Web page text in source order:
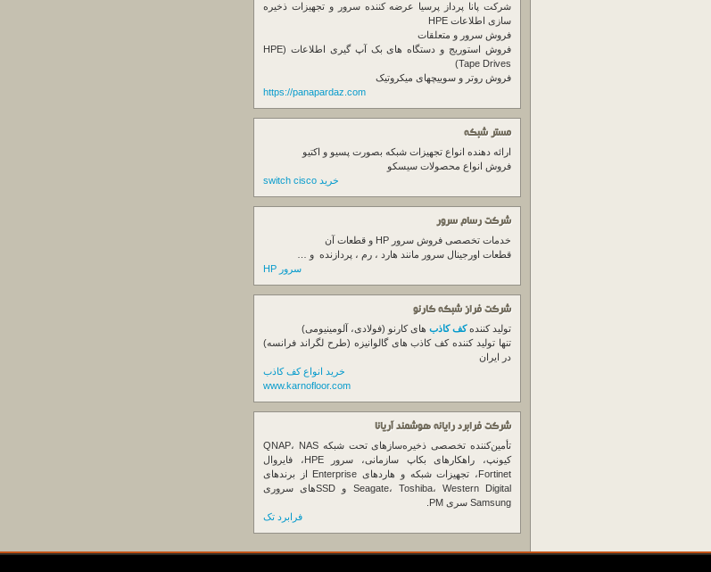
شرکت پانا پرداز پرسیا عرضه کننده سرور و تجهیزات ذخیره
سازی اطلاعات HPE
فروش سرور و متعلقات
فروش استوریج و دستگاه های بک آپ گیری اطلاعات (HPE
Tape Drives)
فروش روتر و سوییچهای میکروتیک
https://panapardaz.com
مستر شبکه
ارائه دهنده انواع تجهیزات شبکه بصورت پسیو و اکتیو
فروش انواع محصولات سیسکو
خرید switch cisco
شرکت رسام سرور
خدمات تخصصی فروش سرور
قطعات اورجینال سرور مانند هارد ، رم ، پردازنده و …
سرور HP
شرکت فراز شبکه کارنو
تولید کنندهکف کاذب های کارنو (فولادی، آلومینیومی)
تنها تولید کننده کف کاذب های گالوانیزه (طرح لگراند فرانسه)
در ایران
خرید انواع کف کاذب
www.karnofloor.com
شرکت فرابرد رایانه هوشمند آریانا
تأمین‌کننده تخصصی ذخیره‌سازهای تحت شبکه QNAP، NAS
کیونپ، راهکارهای بکاپ سازمانی، سرور HPE، فایروال
Fortinet، تجهیزات شبکه و هاردهای Enterprise از برندهای
Seagate، Toshiba، Western Digital و SSDهای سروری
Samsung سری PM.
فرابرد تک